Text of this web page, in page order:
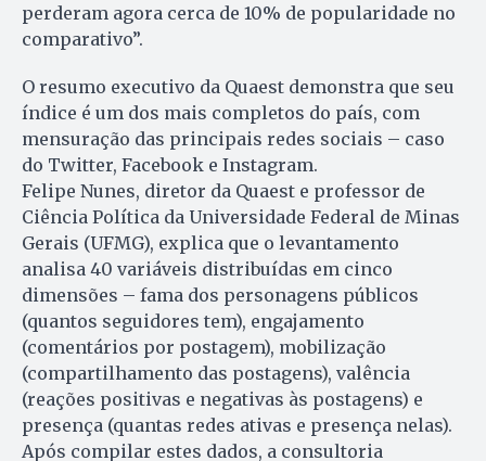
perderam agora cerca de 10% de popularidade no
comparativo”.
O resumo executivo da Quaest demonstra que seu
índice é um dos mais completos do país, com
mensuração das principais redes sociais – caso
do Twitter, Facebook e Instagram.
Felipe Nunes, diretor da Quaest e professor de
Ciência Política da Universidade Federal de Minas
Gerais (UFMG), explica que o levantamento
analisa 40 variáveis distribuídas em cinco
dimensões – fama dos personagens públicos
(quantos seguidores tem), engajamento
(comentários por postagem), mobilização
(compartilhamento das postagens), valência
(reações positivas e negativas às postagens) e
presença (quantas redes ativas e presença nelas).
Após compilar estes dados, a consultoria